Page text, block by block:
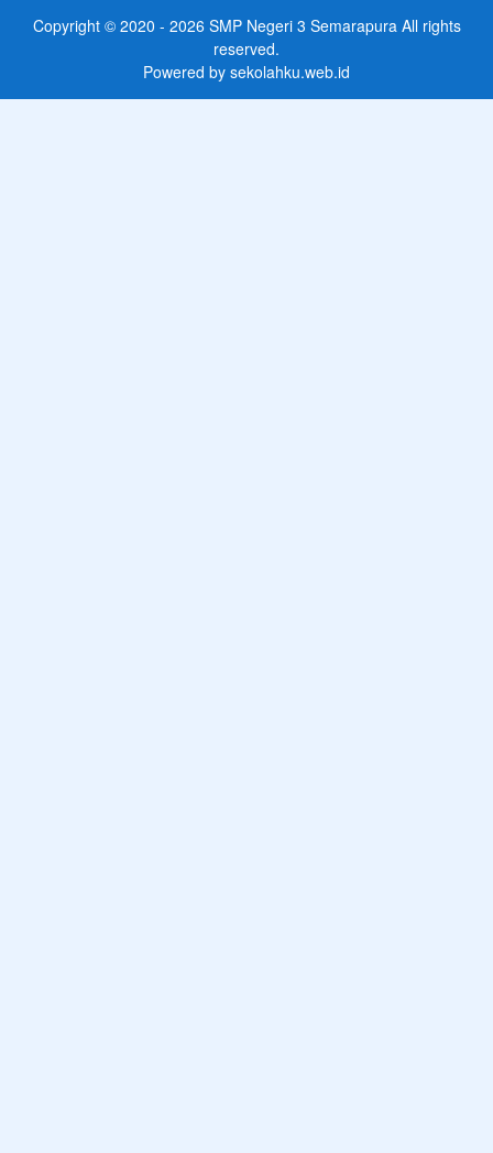
Copyright © 2020 - 2026 SMP Negeri 3 Semarapura All rights
reserved.
Powered by sekolahku.web.id